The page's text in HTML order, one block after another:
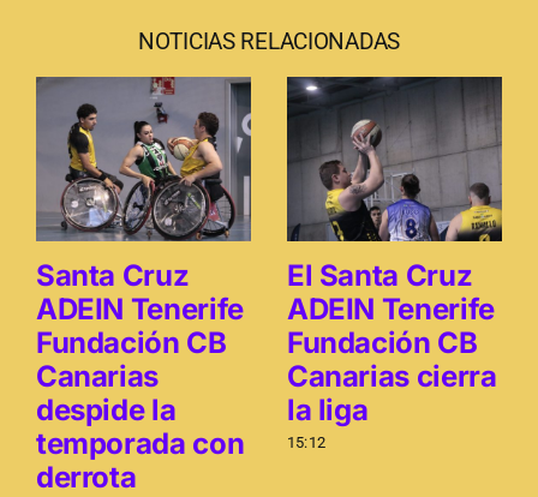
NOTICIAS RELACIONADAS
Santa Cruz
ADEIN Tenerife
Fundación CB
Canarias
despide la
temporada con
derrota
El Santa Cruz
ADEIN Tenerife
Fundación CB
Canarias cierra
la liga
15:12